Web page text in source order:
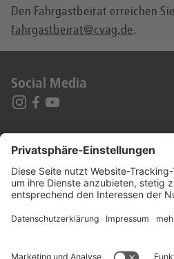
Den Fahrgastbeirat erreichen
fahrgastbeirat@cvag.de.
Social Media